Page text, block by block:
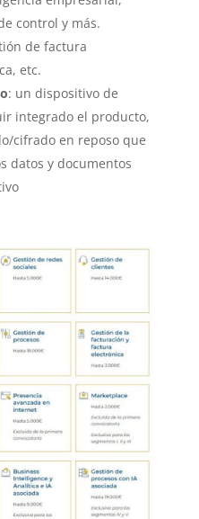
control y más.
de factura
etc.
: un dispositivo de
integrado el producto,
cifrado en reposo que
datos y documentos